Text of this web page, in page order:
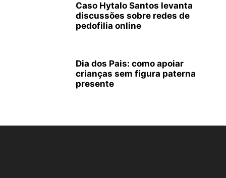
Caso Hytalo Santos levanta
discussões sobre redes de
pedofilia online
Dia dos Pais: como apoiar
crianças sem figura paterna
presente